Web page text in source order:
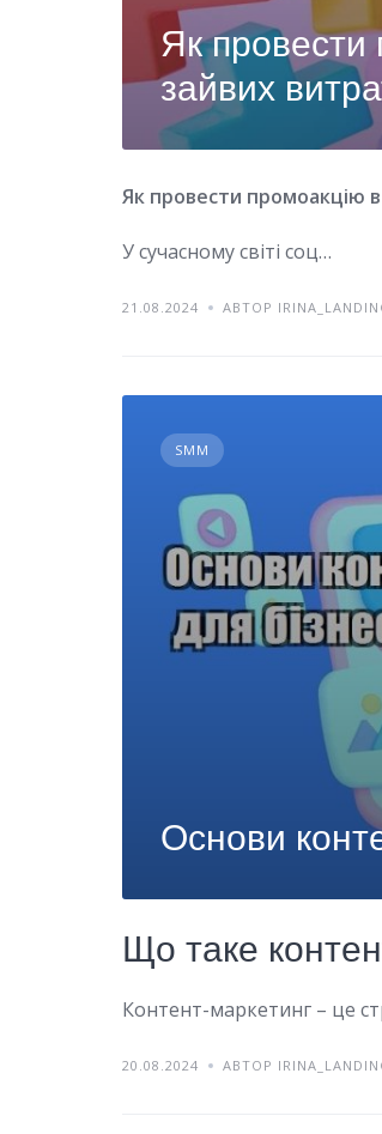
Як
зайвих
Як провести промоакцію
У сучасному світі соц…
21.08.2024 АВТОР
SMM
Основи
Що таке
Контент-маркетинг – це
20.08.2024 АВТОР